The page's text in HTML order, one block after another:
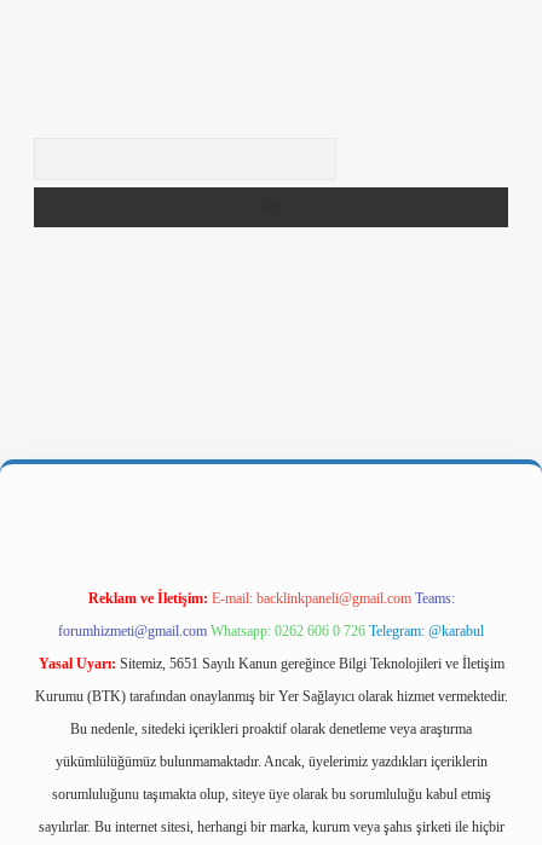
ilbetgir.net/betexper yeni giriş
Reklam ve İletişim: E-mail: backlinkpaneli@gmail.com Teams:
forumhizmeti@gmail.com Whatsapp: 0262 606 0 726 Telegram: @karabul
Yasal Uyarı: Sitemiz, 5651 Sayılı Kanun gereğince Bilgi Teknolojileri ve İletişim
Kurumu (BTK) tarafından onaylanmış bir Yer Sağlayıcı olarak hizmet vermektedir.
Bu nedenle, sitedeki içerikleri proaktif olarak denetleme veya araştırma
yükümlülüğümüz bulunmamaktadır. Ancak, üyelerimiz yazdıkları içeriklerin
sorumluluğunu taşımakta olup, siteye üye olarak bu sorumluluğu kabul etmiş
sayılırlar. Bu internet sitesi, herhangi bir marka, kurum veya şahıs şirketi ile hiçbir